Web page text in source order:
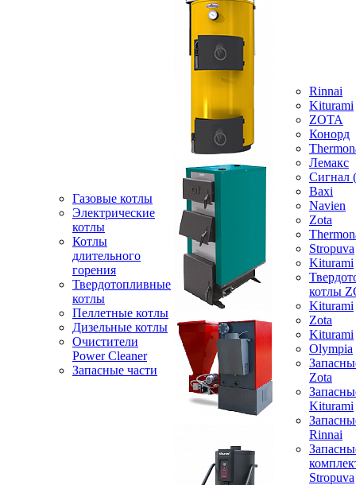
Газовые котлы
Электрические
котлы
Котлы
длительного
горения
Твердотопливные
котлы
Пеллетные котлы
Дизельные котлы
Очистители
Power Cleaner
Запасные части
Rinnai
Kiturami
ZOTA
Конорд
Лемакс
Baxi
Navien
Zota
Stropuva
Kiturami
котлы
Kiturami
Zota
Kiturami
Olympia
Zota
Kiturami
Rinnai
Stropuva